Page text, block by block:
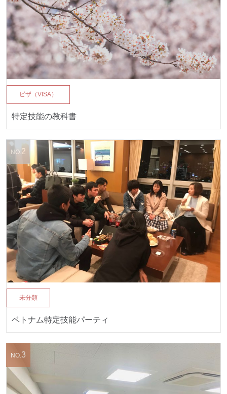
ビザ（VISA）
特定技能の教科書
未分類
ベトナム特定技能パーティ
NO.2
NO.3